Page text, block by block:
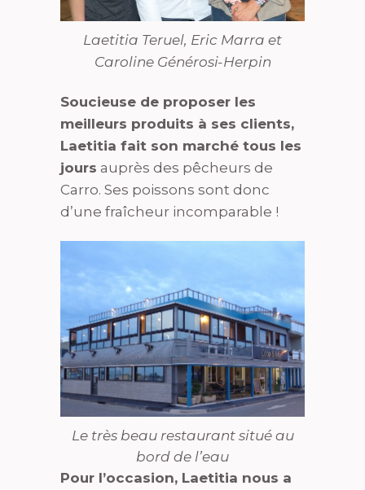
Laetitia Teruel, Eric Marra et
Caroline Générosi-Herpin
Soucieuse de proposer les
meilleurs produits à ses clients,
Laetitia fait son marché tous les
jours auprès des pêcheurs de
Carro. Ses poissons sont donc
d’une fraîcheur incomparable !
Le très beau restaurant situé au
bord de l’eau
Pour l’occasion, Laetitia nous a